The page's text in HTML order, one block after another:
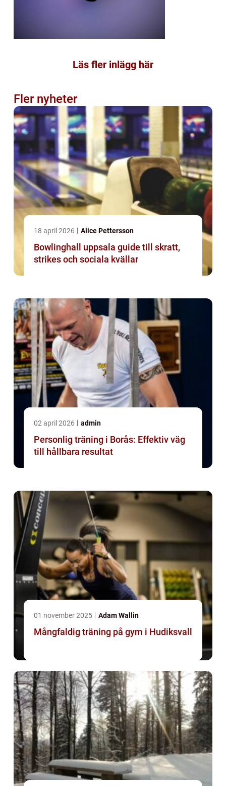
Läs fler inlägg här
Fler nyheter
18 april 2026 Alice Pettersson
Bowlinghall uppsala guide till skratt,
strikes och sociala kvällar
02 april 2026 admin
Personlig träning i Borås: Effektiv väg
till hållbara resultat
01 november 2025 Adam Wallin
Mångfaldig träning på gym i Hudiksvall